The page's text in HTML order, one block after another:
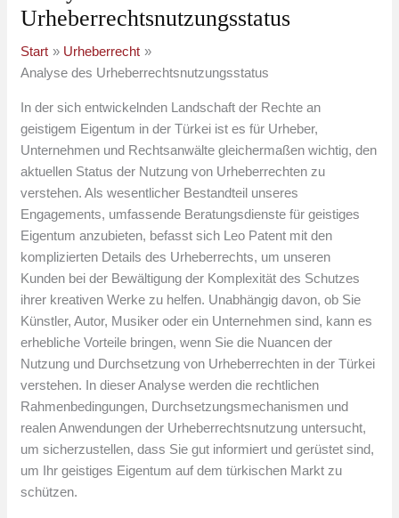
Urheberrechtsnutzungsstatus
Start
Urheberrecht
Analyse des Urheberrechtsnutzungsstatus
In der sich entwickelnden Landschaft der Rechte an
geistigem Eigentum in der Türkei ist es für Urheber,
Unternehmen und Rechtsanwälte gleichermaßen wichtig, den
aktuellen Status der Nutzung von Urheberrechten zu
verstehen. Als wesentlicher Bestandteil unseres
Engagements, umfassende Beratungsdienste für geistiges
Eigentum anzubieten, befasst sich Leo Patent mit den
komplizierten Details des Urheberrechts, um unseren
Kunden bei der Bewältigung der Komplexität des Schutzes
ihrer kreativen Werke zu helfen. Unabhängig davon, ob Sie
Künstler, Autor, Musiker oder ein Unternehmen sind, kann es
erhebliche Vorteile bringen, wenn Sie die Nuancen der
Nutzung und Durchsetzung von Urheberrechten in der Türkei
verstehen. In dieser Analyse werden die rechtlichen
Rahmenbedingungen, Durchsetzungsmechanismen und
realen Anwendungen der Urheberrechtsnutzung untersucht,
um sicherzustellen, dass Sie gut informiert und gerüstet sind,
um Ihr geistiges Eigentum auf dem türkischen Markt zu
schützen.